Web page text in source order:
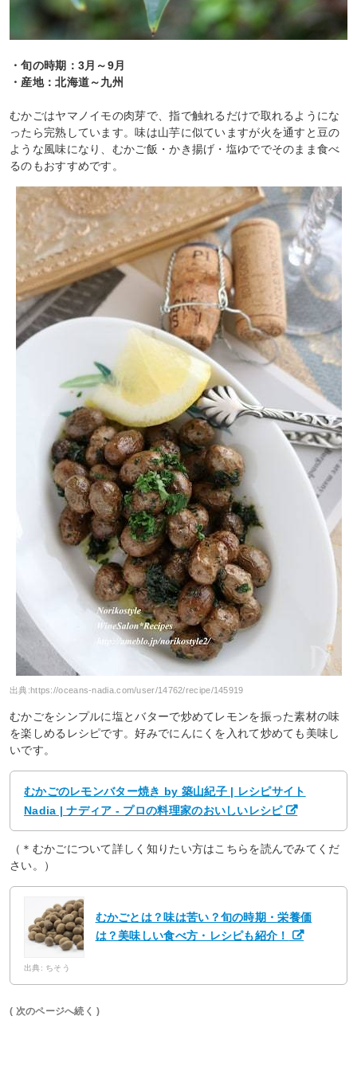
・旬の時期：3月～9月
・産地：北海道～九州
むかごはヤマノイモの肉芽で、指で触れるだけで取れるようにな
ったら完熟しています。味は山芋に似ていますが火を通すと豆の
ような風味になり、むかご飯・かき揚げ・塩ゆででそのまま食べ
るのもおすすめです。
出典: https://oceans-nadia.com/user/14762/recipe/145919
むかごをシンプルに塩とバターで炒めてレモンを振った素材の味
を楽しめるレシピです。好みでにんにくを入れて炒めても美味し
いです。
むかごのレモンバター焼き by 築山紀子 | レシピサイト
Nadia | ナディア - プロの料理家のおいしいレシピ
（＊むかごについて詳しく知りたい方はこちらを読んでみてくだ
さい。）
むかごとは？味は苦い？旬の時期・栄養価
は？美味しい食べ方・レシピも紹介！
出典: ちそう
( 次のページへ続く )